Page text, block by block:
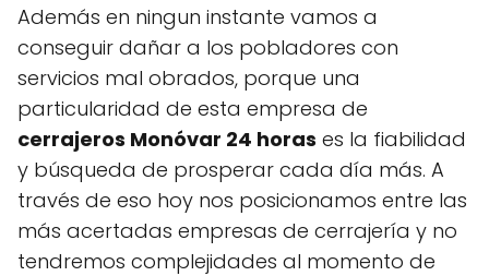
Además en ningun instante vamos a
conseguir dañar a los pobladores con
servicios mal obrados, porque una
particularidad de esta empresa de
cerrajeros Monóvar 24 horas es la fiabilidad
y búsqueda de prosperar cada día más. A
través de eso hoy nos posicionamos entre las
más acertadas empresas de cerrajería y no
tendremos complejidades al momento de